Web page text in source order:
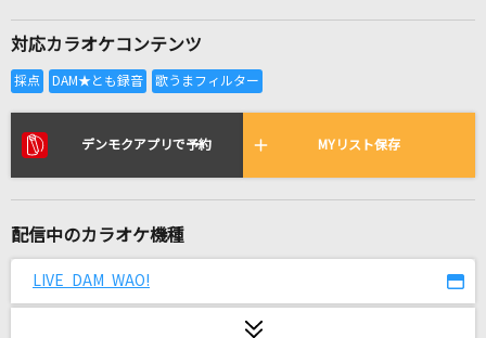
全国りれき
リアルタイムで歌われている曲の一覧
心予報
対応カラオケコンテンツ
デンモクアプリで予約 MYリスト保存
配信中のカラオケ機種
LIVE DAM WAO!